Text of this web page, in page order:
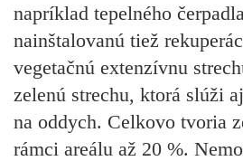
napríklad tepelného
nainštalovanú tiež
vegetačnú extenzívnu
zelenú strechu, ktorá slúži
na oddych. Celkovo tvoria
rámci areálu až 20 %.